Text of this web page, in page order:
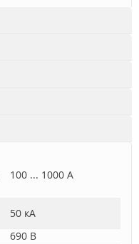
100 ... 1000 А
50 кА
690 В